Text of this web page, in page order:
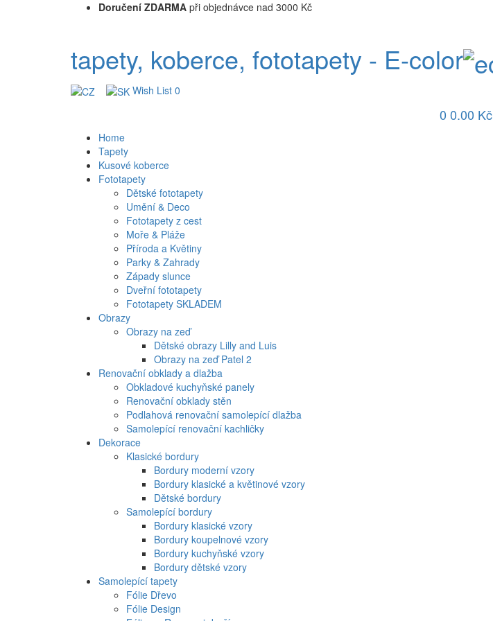
Doručení ZDARMA při objednávce nad 3000 Kč
tapety, koberce, fototapety - E-color
Wish List 0
0 0.00 Kč
Home
Tapety
Kusové koberce
Fototapety
Dětské fototapety
Umění & Deco
Fototapety z cest
Moře & Pláže
Příroda a Květiny
Parky & Zahrady
Západy slunce
Dveřní fototapety
Fototapety SKLADEM
Obrazy
Obrazy na zeď
Dětské obrazy Lilly and Luis
Obrazy na zeď Patel 2
Renovační obklady a dlažba
Obkladové kuchyňské panely
Renovační obklady stěn
Podlahová renovační samolepící dlažba
Samolepící renovační kachličky
Dekorace
Klasické bordury
Bordury moderní vzory
Bordury klasické a květinové vzory
Dětské bordury
Samolepící bordury
Bordury klasické vzory
Bordury koupelnové vzory
Bordury kuchyňské vzory
Bordury dětské vzory
Samolepící tapety
Fólie Dřevo
Fólie Design